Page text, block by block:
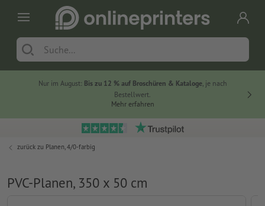
Nur im August: Bis zu 12 % auf Broschüren & Kataloge, je nach
Bestellwert.
Mehr erfahren
zurück zu Planen, 4/0-farbig
PVC-Planen, 350 x 50 cm